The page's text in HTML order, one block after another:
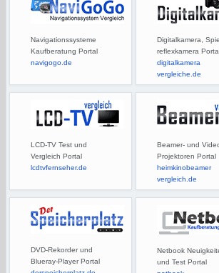
Navigationssysteme
Kaufberatung Portal
navigogo.de
Digitalkamera,
reflexkamera Portal
digitalkamera
vergleiche.de
LCD-TV Test und
Vergleich Portal
lcdtvfernseher.de
Beamer- und
Projektoren Portal
heimkinobeamer
vergleich.de
DVD-Rekorder und
Blueray-Player Portal
Netbook
und Test Portal